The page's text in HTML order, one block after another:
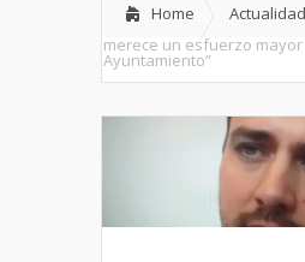
Home Actualidad
merece un esfuerzo
Ayuntamiento”